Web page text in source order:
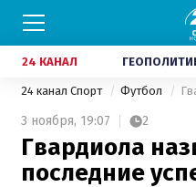
24 КАНАЛ
24 канал Спорт Футбол
3 ноября, 19:07 2
Гвардиола
последние